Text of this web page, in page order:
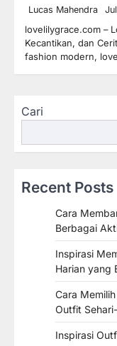
Lucas Mahendra
lovelilygrace.com –
Kecantikan, dan
fashion modern,
Cari
Recent Posts
Cara
Berbagai
Inspirasi
Harian yang
Cara
Outfit
Inspirasi